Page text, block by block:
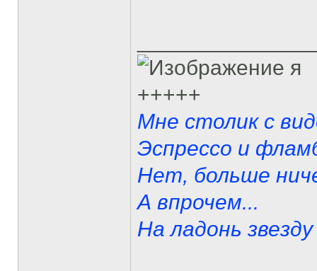
я
+++++
Мне столик с
Эспрессо и
Нет, больше
А впрочем...
На ладонь